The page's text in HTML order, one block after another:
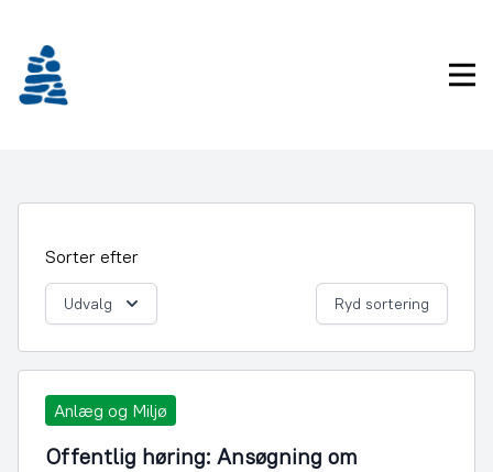
indhold
Sorter efter
Udvalg Ryd sortering
Anlæg og Miljø
Offentlig høring: Ansøgning om